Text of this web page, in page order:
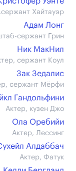
Хайтауэр
Адам Лонг
сержант Грин
Ник МакНил
сержант Коул
Зак Зедалис
сержант Мёрфи
Гандольфини
Актер, кузен Джо
Ола Оребийи
Актер, Лессинг
Алдаббач
Актер, Фатук